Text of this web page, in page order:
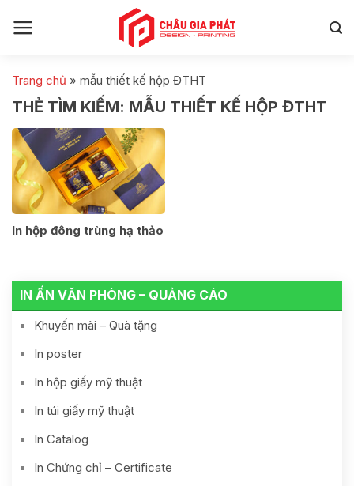
Trang chủ » mẫu thiết kế hộp ĐTHT
IN ẤN VĂN PHÒNG – QUẢNG CÁO
Khuyến mãi – Quà tặng
In poster
In hộp giấy mỹ thuật
In túi giấy mỹ thuật
In Catalog
In Chứng chỉ – Certificate
THẺ TÌM KIẾM: MẪU THIẾT KẾ HỘP ĐTHT
In hộp đông trùng hạ thảo